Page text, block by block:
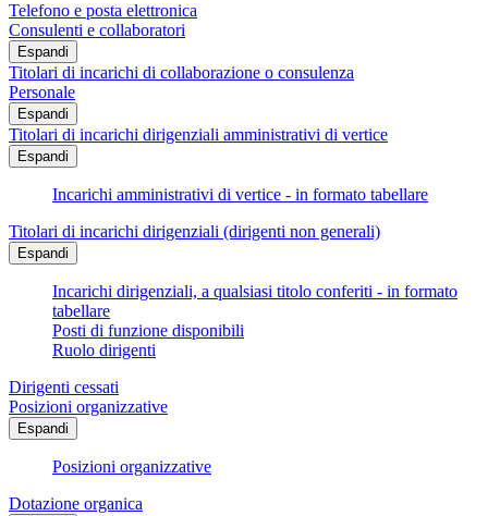
Telefono e posta elettronica
Consulenti e collaboratori
Espandi
Titolari di incarichi di collaborazione o consulenza
Personale
Espandi
Titolari di incarichi dirigenziali amministrativi di vertice
Espandi
Incarichi amministrativi di vertice - in formato tabellare
Titolari di incarichi dirigenziali (dirigenti non generali)
Espandi
Incarichi dirigenziali, a qualsiasi titolo conferiti - in formato
tabellare
Posti di funzione disponibili
Ruolo dirigenti
Dirigenti cessati
Posizioni organizzative
Espandi
Posizioni organizzative
Dotazione organica